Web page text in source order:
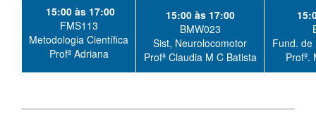
15:00 às 17:00
FMS113
Metodologia Científica
Profª Adriana
15:00 às 17:00
BMW023
Sist, Neurolocomotor
Profª Claudia M C Batista
Fund. de
Profº.